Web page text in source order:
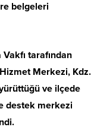
belgeleri
tarafından
Merkezi, Kdz.
ve ilçede
destek merkezi